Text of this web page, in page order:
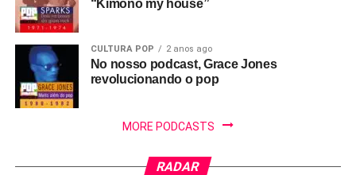
“Kimono my house”
CULTURA POP 2 anos ago
No nosso podcast, Grace Jones
revolucionando o pop
MORE PODCASTS
RADAR